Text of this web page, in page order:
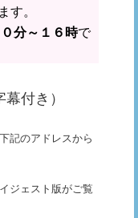
す。
分～１６時で
幕付き）
記のアドレスから
ジェスト版がご覧